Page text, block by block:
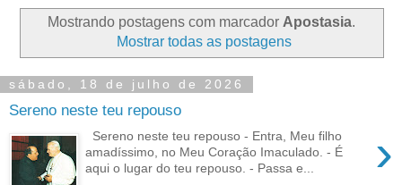
Mostrando postagens com marcador Apostasia.
Mostrar todas as postagens
sábado, 18 de julho de 2026
Sereno neste teu repouso
›
Sereno neste teu repouso - Entra, Meu filho
amadíssimo, no Meu Coração Imaculado. - É
aqui o lugar do teu repouso. - Passa e...